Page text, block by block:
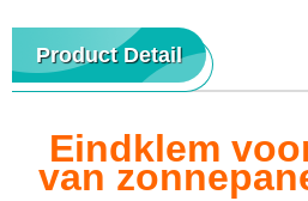
Product Detail
Eindklem
van